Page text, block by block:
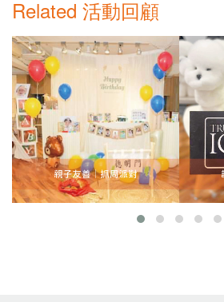
Related 活動回顧